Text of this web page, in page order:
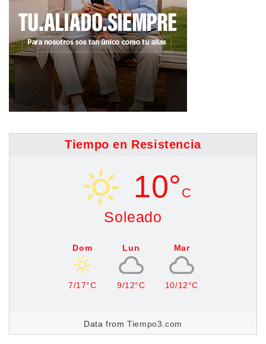
Tiempo en Resistencia
10° C
Soleado
Dom
7/17°C
Lun
9/12°C
Mar
10/12°C
Data fromTiempo3.com